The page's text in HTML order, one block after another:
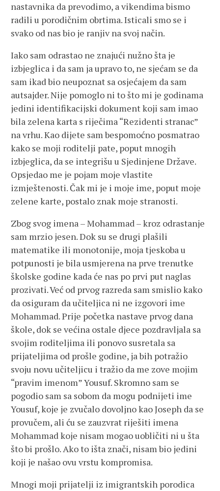
nastavnika da prevodimo, a vikendima bismo
radili u porodičnim obrtima. Isticali smo se i
svako od nas bio je ranjiv na svoj način.
Iako sam odrastao ne znajući nužno šta je
izbjeglica i da sam ja upravo to, ne sjećam se da
sam ikad bio neupoznat sa osjećajem da sam
autsajder. Nije pomoglo ni to što mi je godinama
jedini identifikacijski dokument koji sam imao
bila zelena karta s riječima “Rezidenti stranac”
na vrhu. Kao dijete sam bespomoćno posmatrao
kako se moji roditelji pate, poput mnogih
izbjeglica, da se integrišu u Sjedinjene Države.
Opsjedao me je pojam moje vlastite
izmještenosti. Čak mi je i moje ime, poput moje
zelene karte, postalo znak moje stranosti.
Zbog svog imena – Mohammad – kroz odrastanje
sam mrzio jesen. Dok su se drugi plašili
matematike ili monotonije, moja tjeskoba u
potpunosti je bila usmjerena na prve trenutke
školske godine kada će nas po prvi put naglas
prozivati. Već od prvog razreda sam smislio kako
da osiguram da učiteljica ni ne izgovori ime
Mohammad. Prije početka nastave prvog dana
škole, dok se većina ostale djece pozdravljala sa
svojim roditeljima ili ponovo susretala sa
prijateljima od prošle godine, ja bih potražio
svoju novu učiteljicu i tražio da me zove mojim
“pravim imenom” Yousuf. Skromno sam se
pogodio sam sa sobom da mogu podnijeti ime
Yousuf, koje je zvučalo dovoljno kao Joseph da se
provučem, ali ću se zauzvrat riješiti imena
Mohammad koje nisam mogao uobličiti ni u šta
što bi prošlo. Ako to išta znači, nisam bio jedini
koji je našao ovu vrstu kompromisa.
Mnogi moji prijatelji iz imigrantskih porodica